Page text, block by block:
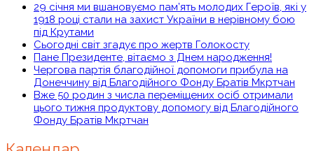
29 січня ми вшановуємо пам’ять молодих Героїв, які у
1918 році стали на захист України в нерівному бою
під Крутами
Сьогодні світ згадує про жертв Голокосту
Пане Президенте, вітаємо з Днем народження!
Чергова партія благодійної допомоги прибула на
Донеччину від Благодійного Фонду Братів Мкртчан
Вже 50 родин з числа переміщених осіб отримали
цього тижня продуктову допомогу від Благодійного
Фонду Братів Мкртчан